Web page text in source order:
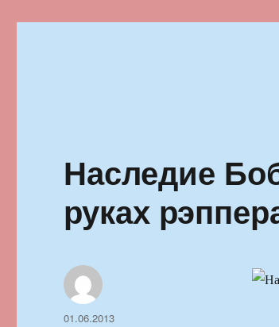
Наследие
руках
Автор
Опубликовано
01.06.2013